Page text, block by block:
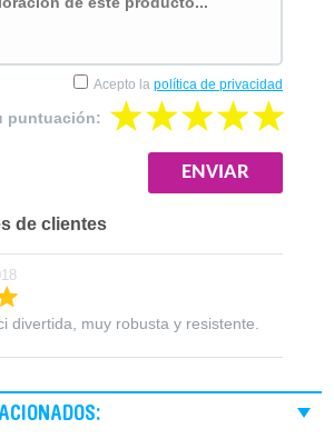
de clientes
puntuación:
Acepto la política de privacidad
divertida, muy robusta y resistente.